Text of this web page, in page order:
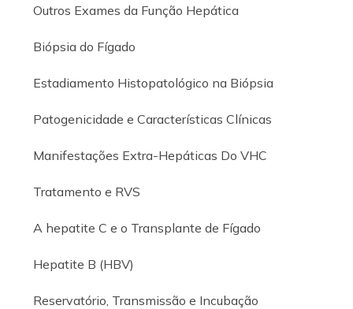
Outros Exames da Função Hepática
Biópsia do Fígado
Estadiamento Histopatológico na Biópsia
Patogenicidade e Características Clínicas
Manifestações Extra-Hepáticas Do VHC
Tratamento e RVS
A hepatite C e o Transplante de Fígado
Hepatite B (HBV)
Reservatório, Transmissão e Incubação